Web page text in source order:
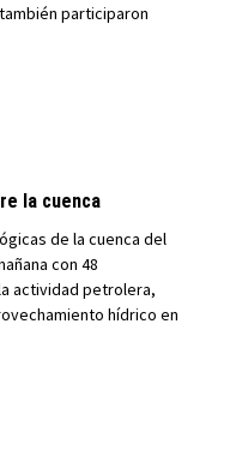
participaron
la cuenca
de la cuenca del
con 48
actividad petrolera,
hídrico en